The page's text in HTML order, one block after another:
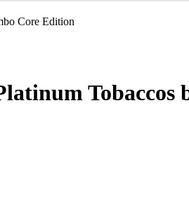
Core Edition
Tobaccos